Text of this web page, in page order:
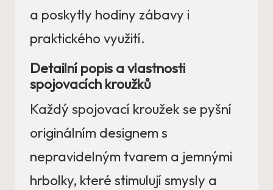
a poskytly hodiny zábavy i
praktického využití.
Detailní popis a vlastnosti
spojovacích kroužků
Každý spojovací kroužek se pyšní
originálním designem s
nepravidelným tvarem a jemnými
hrbolky, které stimulují smysly a